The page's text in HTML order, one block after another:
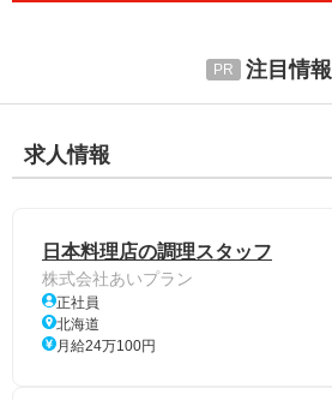
注目情報
求人情報
日本料理店の調理スタッフ
株式会社あいプラン
正社員
北海道
月給24万100円